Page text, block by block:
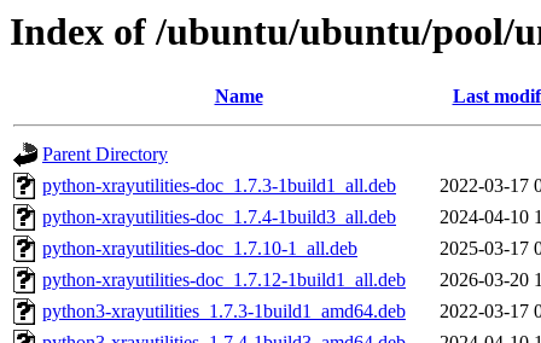
Index of /ubuntu/ubuntu/pool/
Name Last
Parent Directory
python-xrayutilities-doc_1.7.3-1build1_all.deb
2022-03-17
python-xrayutilities-doc_1.7.4-1build3_all.deb
2024-04-10
python-xrayutilities-doc_1.7.10-1_all.deb
2025-03-17
python-xrayutilities-doc_1.7.12-1build1_all.deb
2026-03-20
python3-xrayutilities_1.7.3-1build1_amd64.deb
2022-03-17